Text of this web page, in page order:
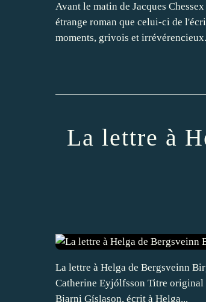
Avant le matin de Jacques
étrange roman que celui-ci de
moments, grivois et
La lettre à
La lettre à Helga de Bergsveinn
Catherine Eyjólfsson Titre
Bjarni Gíslason, écrit à Helga...